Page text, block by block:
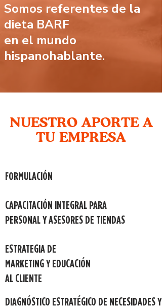
Somos referentes de la
dieta BARF
en el mundo
hispanohablante.
NUESTRO APORTE A
TU EMPRESA
FORMULACIÓN
CAPACITACIÓN INTEGRAL PARA
PERSONAL Y ASESORES DE TIENDAS
ESTRATEGIA DE
MARKETING Y EDUCACIÓN
AL CLIENTE
DIAGNÓSTICO ESTRATÉGICO DE NECESIDADES Y